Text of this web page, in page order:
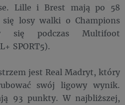
Lille i Brest mają po 58
losy walki o Champions
się podczas Multifoot
SPORT5).
jest Real Madryt, który
swój ligowy wynik.
93 punkty. W najbliższej,